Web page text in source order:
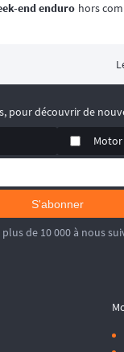
end enduro hors
dès 125 cm³. 🏍️
du 19 au 20 Septembre
pour découvrir de
Motor
S'abonner
de 10 000 à nous